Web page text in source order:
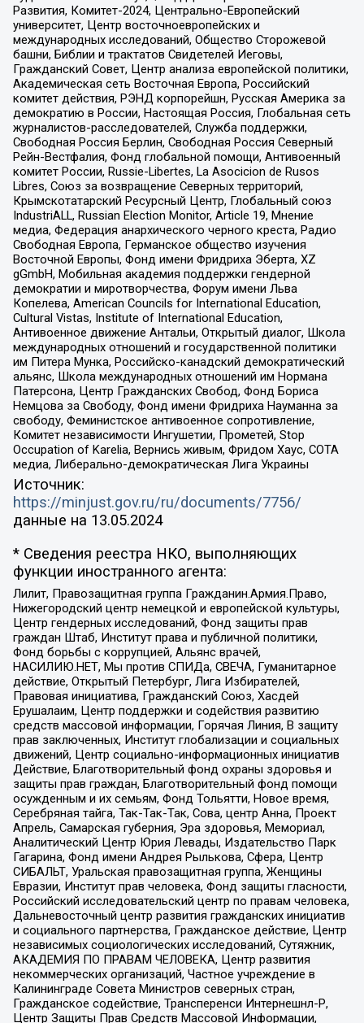
Развития, Комитет-2024, Центрально-Европейский
университет, Центр восточноевропейских и
международных исследований, Общество Сторожевой
башни, Библии и трактатов Свидетелей Иеговы,
Гражданский Совет, Центр анализа европейской политики,
Академическая сеть Восточная Европа, Российский
комитет действия, РЭНД корпорейшн, Русская Америка за
демократию в России, Настоящая Россия, Глобальная сеть
журналистов-расследователей, Служба поддержки,
Свободная Россия Берлин, Свободная Россия Северный
Рейн-Вестфалия, Фонд глобальной помощи, Антивоенный
комитет России, Russie-Libertes, La Asocicion de Rusos
Libres, Союз за возвращение Северных территорий,
Крымскотатарский Ресурсный Центр, Глобальный союз
IndustriALL, Russian Election Monitor, Article 19, Мнение
медиа, Федерация анархического черного креста, Радио
Свободная Европа, Германское общество изучения
Восточной Европы, Фонд имени Фридриха Эберта, XZ
gGmbH, Мобильная академия поддержки гендерной
демократии и миротворчества, Форум имени Льва
Копелева, American Councils for International Education,
Cultural Vistas, Institute of International Education,
Антивоенное движение Антальи, Открытый диалог, Школа
международных отношений и государственной политики
им Питера Мунка, Российско-канадский демократический
альянс, Школа международных отношений им Нормана
Патерсона, Центр Гражданских Свобод, Фонд Бориса
Немцова за Свободу, Фонд имени Фридриха Науманна за
свободу, Феминистское антивоенное сопротивление,
Комитет независимости Ингушетии, Прометей, Stop
Occupation of Karelia, Вернись живым, Фридом Хаус, СОТА
медиа, Либерально-демократическая Лига Украины
Источник:
https://minjust.gov.ru/ru/documents/7756/
данные на 13.05.2024
* Сведения реестра НКО, выполняющих
функции иностранного агента:
Лилит, Правозащитная группа Гражданин.Армия.Право,
Нижегородский центр немецкой и европейской культуры,
Центр гендерных исследований, Фонд защиты прав
граждан Штаб, Институт права и публичной политики,
Фонд борьбы с коррупцией, Альянс врачей,
НАСИЛИЮ.НЕТ, Мы против СПИДа, СВЕЧА, Гуманитарное
действие, Открытый Петербург, Лига Избирателей,
Правовая инициатива, Гражданский Союз, Хасдей
Ерушалаим, Центр поддержки и содействия развитию
средств массовой информации, Горячая Линия, В защиту
прав заключенных, Институт глобализации и социальных
движений, Центр социально-информационных инициатив
Действие, Благотворительный фонд охраны здоровья и
защиты прав граждан, Благотворительный фонд помощи
осужденным и их семьям, Фонд Тольятти, Новое время,
Серебряная тайга, Так-Так-Так, Сова, центр Анна, Проект
Апрель, Самарская губерния, Эра здоровья, Мемориал,
Аналитический Центр Юрия Левады, Издательство Парк
Гагарина, Фонд имени Андрея Рылькова, Сфера, Центр
СИБАЛЬТ, Уральская правозащитная группа, Женщины
Евразии, Институт прав человека, Фонд защиты гласности,
Российский исследовательский центр по правам человека,
Дальневосточный центр развития гражданских инициатив
и социального партнерства, Гражданское действие, Центр
независимых социологических исследований, Сутяжник,
АКАДЕМИЯ ПО ПРАВАМ ЧЕЛОВЕКА, Центр развития
некоммерческих организаций, Частное учреждение в
Калининграде Совета Министров северных стран,
Гражданское содействие, Трансперенси Интернешнл-Р,
Центр Защиты Прав Средств Массовой Информации,